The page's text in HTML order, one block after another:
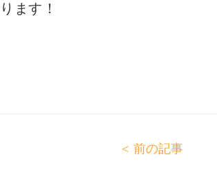
ります！
前の記事